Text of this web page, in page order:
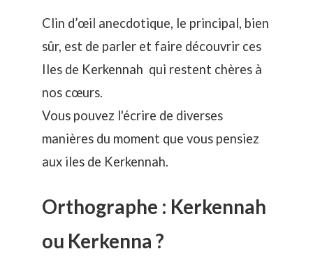
Clin d’œil anecdotique, le principal, bien
sûr, est de parler et faire découvrir ces
Iles de Kerkennah qui restent chères à
nos cœurs.
Vous pouvez l'écrire de diverses
manières du moment que vous pensiez
aux iles de Kerkennah.
Orthographe : Kerkennah
ou Kerkenna ?